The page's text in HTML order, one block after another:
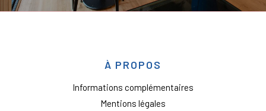
À PROPOS
Informations complémentaires
Mentions légales